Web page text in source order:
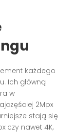
każdego
Ich główną
w
2Mpx
stają się
czy nawet 4K,